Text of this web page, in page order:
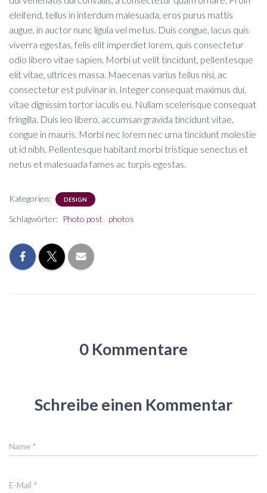
eleifend, tellus in interdum malesuada, eros purus mattis
augue, in auctor nunc ligula vel metus. Duis congue, lacus quis
viverra egestas, felis elit imperdiet lorem, quis consectetur
odio libero vitae sapien. Morbi ut velit tincidunt, pellentesque
elit vitae, ultrices massa. Maecenas varius tellus nisi, ac
consectetur est pulvinar in. Integer consequat maximus dui,
vitae dignissim tortor iaculis eu. Nullam scelerisque consequat
fringilla. Duis leo libero, accumsan gravida tincidunt vitae,
congue in mauris. Morbi nec lorem nec urna tincidunt molestie
ut id nibh. Pellentesque habitant morbi tristique senectus et
netus et malesuada fames ac turpis egestas.
Kategorien: DESIGN
Schlagwörter: Photo post photos
0 Kommentare
Schreibe einen Kommentar
Name *
E-Mail *